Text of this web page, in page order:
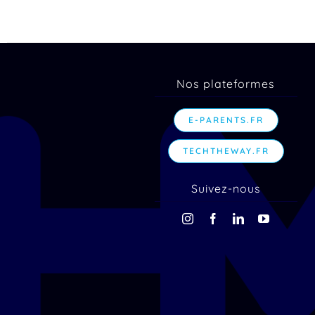
Nos plateformes
E-PARENTS.FR
TECHTHEWAY.FR
Suivez-nous